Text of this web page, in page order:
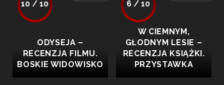
10 / 10
ODYSEJA –
RECENZJA FILMU.
BOSKIE WIDOWISKO
6 / 10
W CIEMNYM,
GŁODNYM LESIE –
RECENZJA KSIĄŻKI.
PRZYSTAWKA